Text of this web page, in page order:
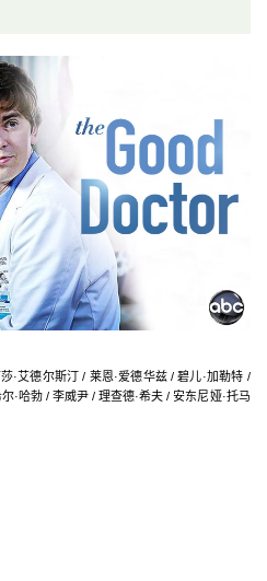
·艾德尔斯汀 / 莱恩·爱德华兹 / 碧儿·加勒特 /
·哈勃 / 李威尹 / 理查德·希夫 / 安东尼娅·托马